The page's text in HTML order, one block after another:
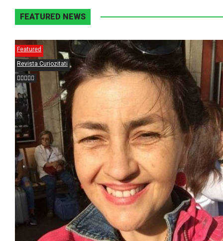
FEATURED NEWS
Featured
Revista Curiozitati